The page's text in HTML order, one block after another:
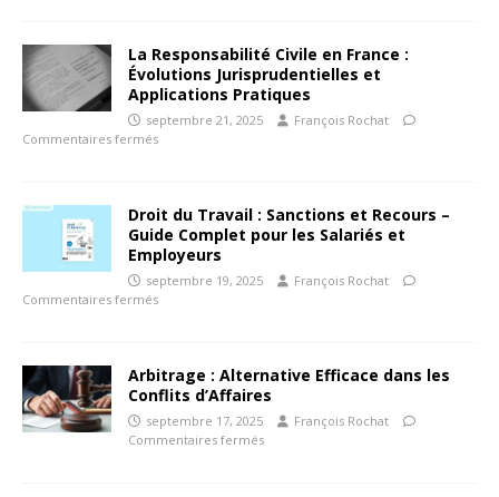
La Responsabilité Civile en France :
Évolutions Jurisprudentielles et
Applications Pratiques
septembre 21, 2025
François Rochat
Commentaires fermés
Droit du Travail : Sanctions et Recours –
Guide Complet pour les Salariés et
Employeurs
septembre 19, 2025
François Rochat
Commentaires fermés
Arbitrage : Alternative Efficace dans les
Conflits d’Affaires
septembre 17, 2025
François Rochat
Commentaires fermés